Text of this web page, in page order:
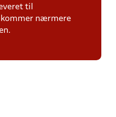
til
nærmere